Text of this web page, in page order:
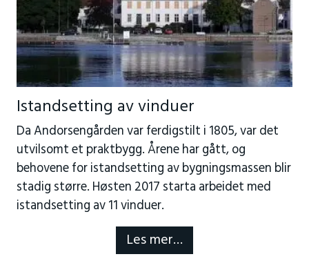
Istandsetting av vinduer
Da Andorsengården var ferdigstilt i 1805, var det
utvilsomt et praktbygg. Årene har gått, og
behovene for istandsetting av bygningsmassen blir
stadig større. Høsten 2017 starta arbeidet med
istandsetting av 11 vinduer.
Les mer…